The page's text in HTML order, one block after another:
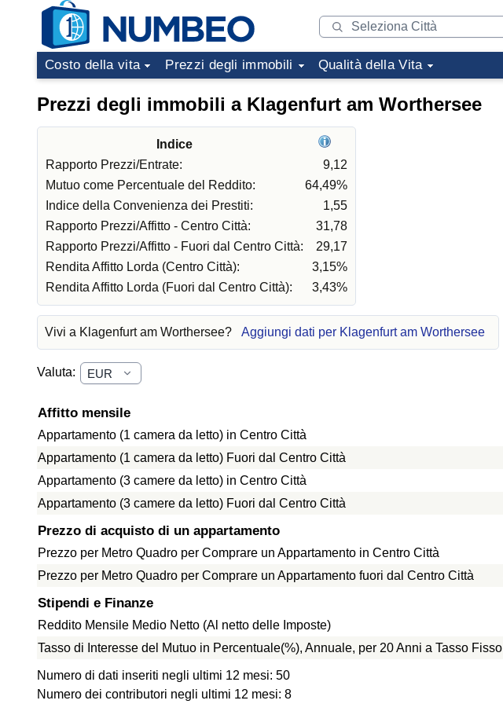
Costo della vita Prezzi degli immobili Qualità della Vita
Prezzi degli immobili a Klagenfurt am Worthersee
Indice
Rapporto Prezzi/Entrate:
9,12
Mutuo come Percentuale del Reddito:
64,49%
Indice della Convenienza dei Prestiti:
1,55
Rapporto Prezzi/Affitto - Centro Città:
31,78
Rapporto Prezzi/Affitto - Fuori dal Centro Città:
29,17
Rendita Affitto Lorda (Centro Città):
3,15%
Rendita Affitto Lorda (Fuori dal Centro Città):
3,43%
Vivi a Klagenfurt am Worthersee? Aggiungi dati per Klagenfurt am Worthersee
Valuta:
Affitto mensile
Appartamento (1 camera da letto) in Centro Città
Appartamento (1 camera da letto) Fuori dal Centro Città
Appartamento (3 camere da letto) in Centro Città
Appartamento (3 camere da letto) Fuori dal Centro Città
Prezzo di acquisto di un appartamento
Prezzo per Metro Quadro per Comprare un Appartamento in Centro Città
Prezzo per Metro Quadro per Comprare un Appartamento fuori dal Centro Città
Stipendi e Finanze
Reddito Mensile Medio Netto (Al netto delle Imposte)
Tasso di Interesse del Mutuo in Percentuale(%), Annuale, per 20 Anni a Tasso Fisso
Numero di dati inseriti negli ultimi 12 mesi: 50
Numero dei contributori negli ultimi 12 mesi: 8